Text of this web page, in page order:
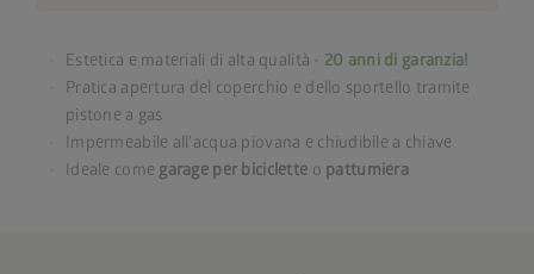
Estetica e materiali di alta qualità - 20 anni di garanzia!
Pratica apertura del coperchio e dello sportello tramite
pistone a gas
Impermeabile all'acqua piovana e chiudibile a chiave
Ideale come garage per biciclette o pattumiera